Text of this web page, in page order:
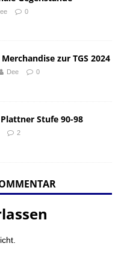
0
zur TGS 2024
Dee 0
Stufe 90-98
2